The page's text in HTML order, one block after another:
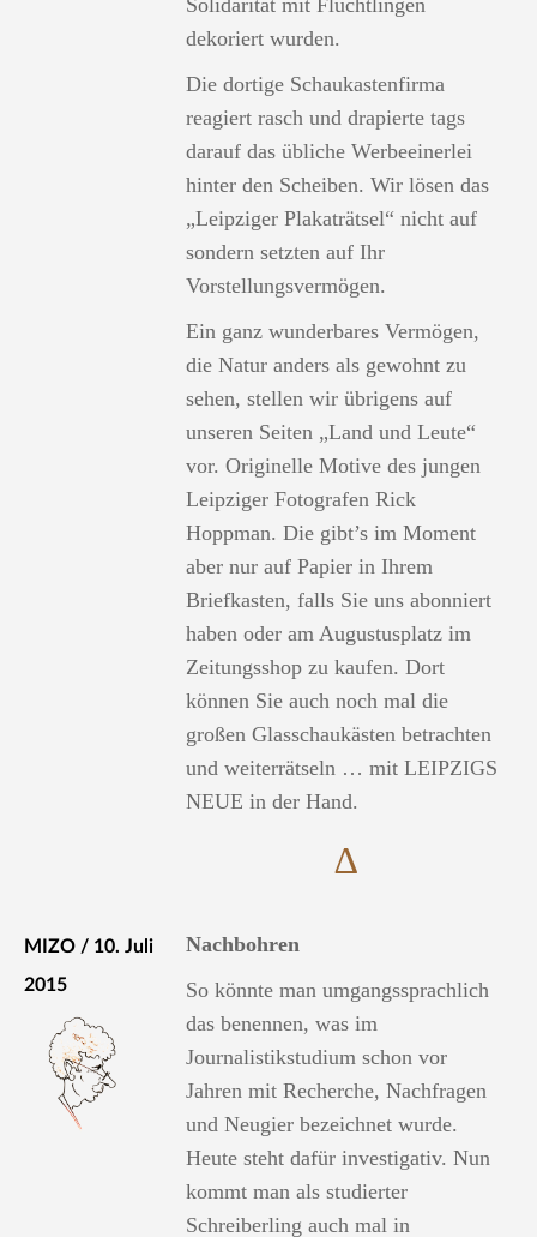
Solidarität mit Flüchtlingen
dekoriert wurden.
Die dortige Schaukastenfirma
reagiert rasch und drapierte tags
darauf das übliche Werbeeinerlei
hinter den Scheiben. Wir lösen das
„Leipziger Plakaträtsel“ nicht auf
sondern setzten auf Ihr
Vorstellungsvermögen.
Ein ganz wunderbares Vermögen,
die Natur anders als gewohnt zu
sehen, stellen wir übrigens auf
unseren Seiten „Land und Leute“
vor. Originelle Motive des jungen
Leipziger Fotografen Rick
Hoppman. Die gibt’s im Moment
aber nur auf Papier in Ihrem
Briefkasten, falls Sie uns abonniert
haben oder am Augustusplatz im
Zeitungsshop zu kaufen. Dort
können Sie auch noch mal die
großen Glasschaukästen betrachten
und weiterrätseln … mit LEIPZIGS
NEUE in der Hand.
∆
MIZO / 10. Juli
2015
Nachbohren
So könnte man umgangssprachlich
das benennen, was im
Journalistikstudium schon vor
Jahren mit Recherche, Nachfragen
und Neugier bezeichnet wurde.
Heute steht dafür investigativ. Nun
kommt man als studierter
Schreiberling auch mal in